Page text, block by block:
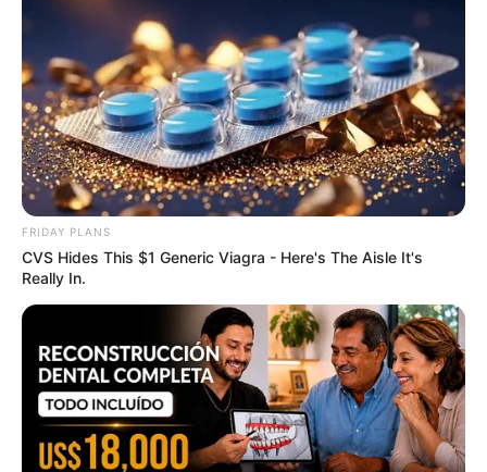
ราศีเมถุน (ผู้ที่เกิดในช่วงวันที่ 15 มิ.ย. – 15 ก.ค.)
ภาพรวมดวงชะตาในเดือนนี้ ทุกอย่างดูราบรื่นลงตัว ทำให้
คุณรู้สึกสงบ มีโอกาสได้ไปวัด ทำบุญ หรือมีกิจกรรมทาง
FRIDAY PLANS
CVS Hides This $1 Generic Viagra - Here's The Aisle It's
Really In.